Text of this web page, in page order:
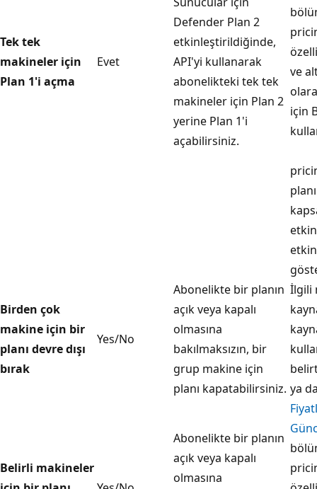
Tek tek
makineler için
Plan 1'i açma
Evet
Defender Plan 2
etkinleştirildiğinde,
API'yi kullanarak
abonelikteki tek tek
makineler için Plan 2
yerine Plan 1'i
açabilirsiniz.
ve
için
Birden çok
makine için bir
planı devre dışı
bırak
Yes/No
Abonelikte bir planın
açık veya kapalı
olmasına
bakılmaksızın, bir
grup makine için
planı kapatabilirsiniz.
İlgili
ya
Belirli makineler
Abonelikte bir planın
açık veya kapalı
olmasına